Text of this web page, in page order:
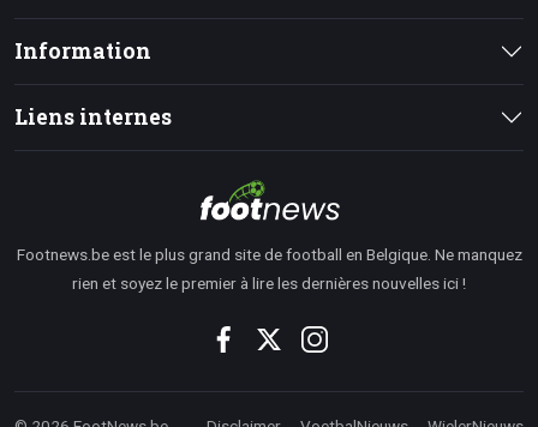
Information
Liens internes
Footnews.be est le plus grand site de football en Belgique. Ne manquez
rien et soyez le premier à lire les dernières nouvelles ici !